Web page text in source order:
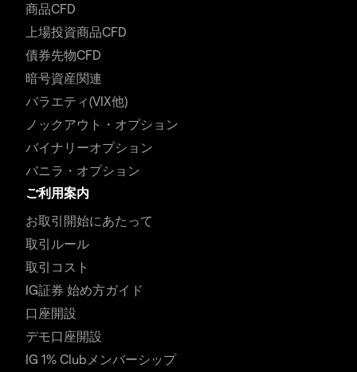
商品CFD
上場投資商品CFD
債券先物CFD
暗号資産関連
バラエティ(VIX他)
ノックアウト・オプション
バイナリーオプション
バニラ・オプション
ご利用案内
お取引開始にあたって
取引ルール
取引コスト
IG証券 始め方ガイド
口座開設
デモ口座開設
IG 1% Clubメンバーシップ